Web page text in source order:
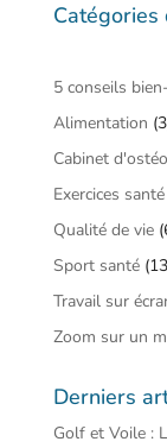
Catégories
5 conseils
Alimentation
Cabinet
Exercices santé
Qualité de vie
Sport santé
Travail sur
Zoom sur un
Derniers
Golf et Voile :